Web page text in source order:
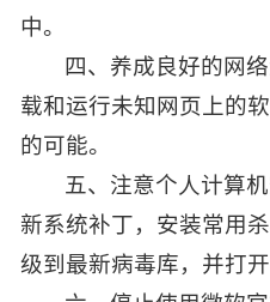
中。
四、养成良好的网
载和运行未知网页上的
的可能。
五、注意个人计算
新系统补丁，安装常用
级到最新病毒库，并打